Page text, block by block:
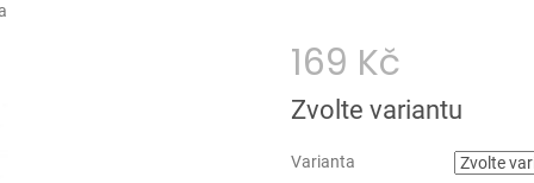
169 Kč
Měrná
cena:
Zvolte variantu
Varianta